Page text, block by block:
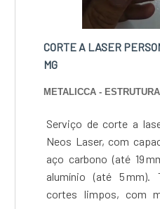
CORTE A LASER
MG
METALICCA -
Serviço de corte a
Neos Laser, com
aço carbono (até 19
alumínio (até 5 mm).
cortes limpos, com